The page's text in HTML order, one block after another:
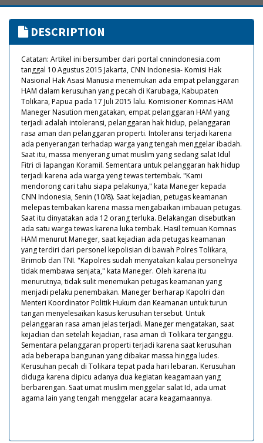
DESCRIPTION
Catatan: Artikel ini bersumber dari portal cnnindonesia.com
tanggal 10 Agustus 2015 Jakarta, CNN Indonesia- Komisi Hak
Nasional Hak Asasi Manusia menemukan ada empat pelanggaran
HAM dalam kerusuhan yang pecah di Karubaga, Kabupaten
Tolikara, Papua pada 17 Juli 2015 lalu. Komisioner Komnas HAM
Maneger Nasution mengatakan, empat pelanggaran HAM yang
terjadi adalah intoleransi, pelanggaran hak hidup, pelanggaran
rasa aman dan pelanggaran properti. Intoleransi terjadi karena
ada penyerangan terhadap warga yang tengah menggelar ibadah.
Saat itu, massa menyerang umat muslim yang sedang salat Idul
Fitri di lapangan Koramil. Sementara untuk pelanggaran hak hidup
terjadi karena ada warga yeng tewas tertembak. "Kami
mendorong cari tahu siapa pelakunya," kata Maneger kepada
CNN Indonesia, Senin (10/8). Saat kejadian, petugas keamanan
melepas tembakan karena massa mengabaikan imbauan petugas.
Saat itu dinyatakan ada 12 orang terluka. Belakangan disebutkan
ada satu warga tewas karena luka tembak. Hasil temuan Komnas
HAM menurut Maneger, saat kejadian ada petugas keamanan
yang terdiri dari personel kepolisian di bawah Polres Tolikara,
Brimob dan TNI. "Kapolres sudah menyatakan kalau personelnya
tidak membawa senjata," kata Maneger. Oleh karena itu
menurutnya, tidak sulit menemukan petugas keamanan yang
menjadi pelaku penembakan. Maneger berharap Kapolri dan
Menteri Koordinator Politik Hukum dan Keamanan untuk turun
tangan menyelesaikan kasus kerusuhan tersebut. Untuk
pelanggaran rasa aman jelas terjadi. Maneger mengatakan, saat
kejadian dan setelah kejadian, rasa aman di Tolikara terganggu.
Sementara pelanggaran properti terjadi karena saat kerusuhan
ada beberapa bangunan yang dibakar massa hingga ludes.
Kerusuhan pecah di Tolikara tepat pada hari lebaran. Kerusuhan
diduga karena dipicu adanya dua kegiatan keagamaan yang
berbarengan. Saat umat muslim menggelar salat Id, ada umat
agama lain yang tengah menggelar acara keagamaannya.